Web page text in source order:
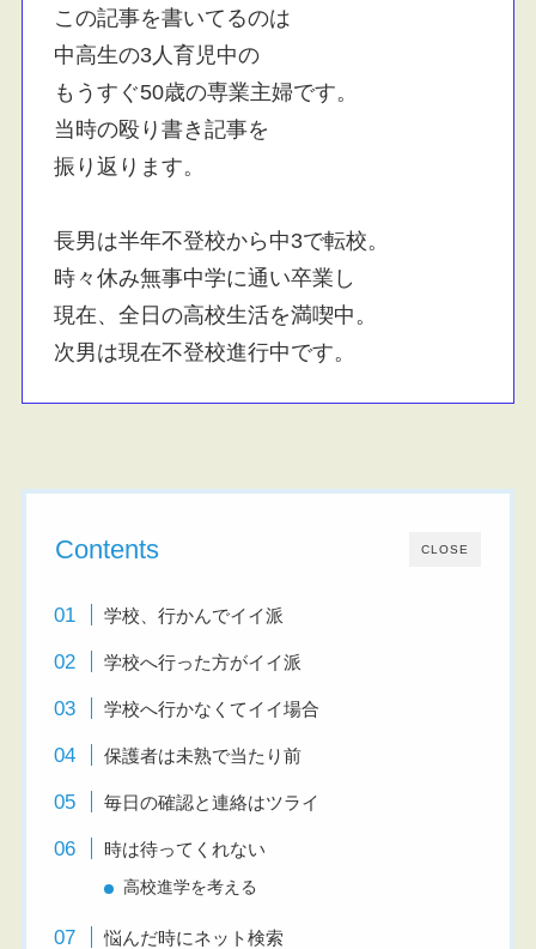
この記事を書いてるのは
中高生の3人育児中の
もうすぐ50歳の専業主婦です。
当時の殴り書き記事を
振り返ります。
長男は半年不登校から中3で転校。
時々休み無事中学に通い卒業し
現在、全日の高校生活を満喫中。
次男は現在不登校進行中です。
CLOSE
Contents
学校、行かんでイイ派
学校へ行った方がイイ派
学校へ行かなくてイイ場合
保護者は未熟で当たり前
毎日の確認と連絡はツライ
時は待ってくれない
高校進学を考える
悩んだ時にネット検索